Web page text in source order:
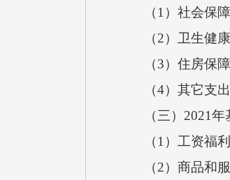
（1）社会保障
（2）卫生健康
（3）住房保障
（4）其它支出0
（三）2021年基
（1）工资福利
（2）商品和服